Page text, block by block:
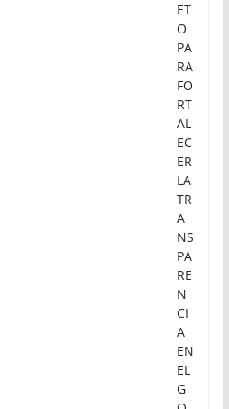
ET
O
PA
RA
FO
RT
AL
EC
ER
LA
TR
A
NS
PA
RE
N
CI
A
EN
EL
G